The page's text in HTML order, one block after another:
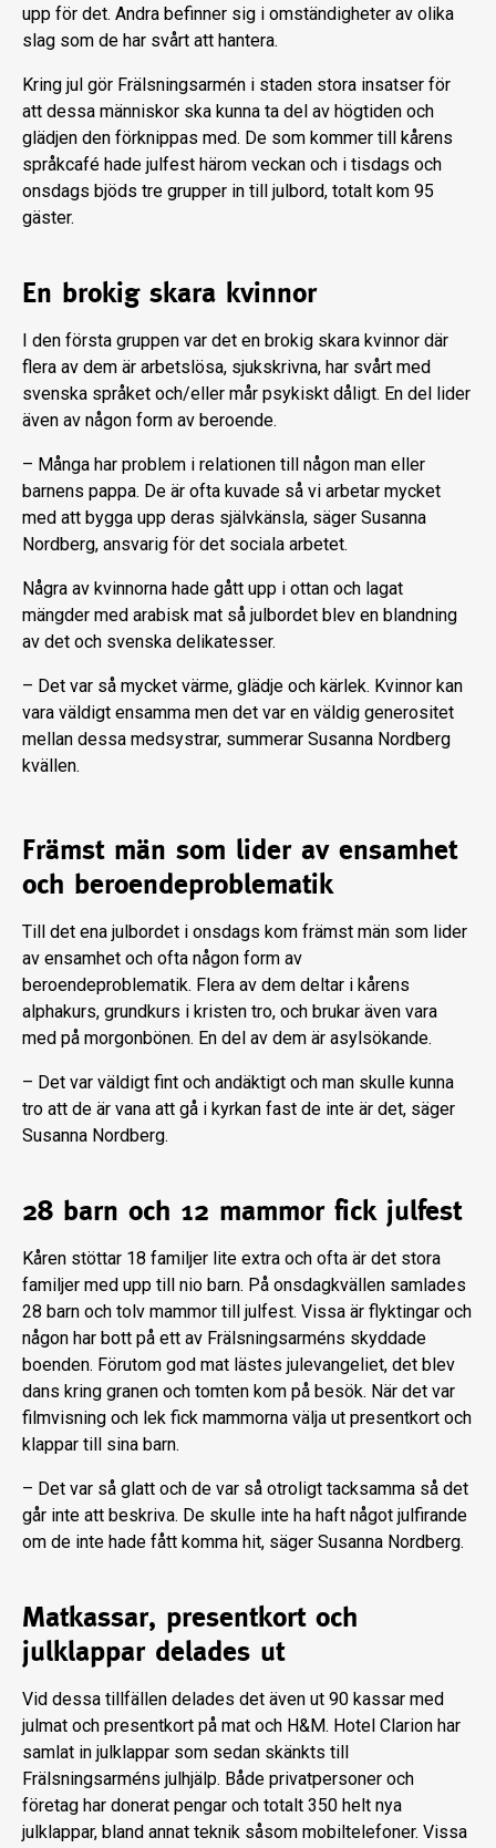
upp för det. Andra befinner sig i omständigheter av olika
slag som de har svårt att hantera.
Kring jul gör Frälsningsarmén i staden stora insatser för
att dessa människor ska kunna ta del av högtiden och
glädjen den förknippas med. De som kommer till kårens
språkcafé hade julfest härom veckan och i tisdags och
onsdags bjöds tre grupper in till julbord, totalt kom 95
gäster.
En brokig skara kvinnor
I den första gruppen var det en brokig skara kvinnor där
flera av dem är arbetslösa, sjukskrivna, har svårt med
svenska språket och/eller mår psykiskt dåligt. En del lider
även av någon form av beroende.
– Många har problem i relationen till någon man eller
barnens pappa. De är ofta kuvade så vi arbetar mycket
med att bygga upp deras självkänsla, säger Susanna
Nordberg, ansvarig för det sociala arbetet.
Några av kvinnorna hade gått upp i ottan och lagat
mängder med arabisk mat så julbordet blev en blandning
av det och svenska delikatesser.
– Det var så mycket värme, glädje och kärlek. Kvinnor kan
vara väldigt ensamma men det var en väldig generositet
mellan dessa medsystrar, summerar Susanna Nordberg
kvällen.
Främst män som lider av ensamhet
och beroendeproblematik
Till det ena julbordet i onsdags kom främst män som lider
av ensamhet och ofta någon form av
beroendeproblematik. Flera av dem deltar i kårens
alphakurs, grundkurs i kristen tro, och brukar även vara
med på morgonbönen. En del av dem är asylsökande.
– Det var väldigt fint och andäktigt och man skulle kunna
tro att de är vana att gå i kyrkan fast de inte är det, säger
Susanna Nordberg.
28 barn och 12 mammor fick julfest
Kåren stöttar 18 familjer lite extra och ofta är det stora
familjer med upp till nio barn. På onsdagkvällen samlades
28 barn och tolv mammor till julfest. Vissa är flyktingar och
någon har bott på ett av Frälsningsarméns skyddade
boenden. Förutom god mat lästes julevangeliet, det blev
dans kring granen och tomten kom på besök. När det var
filmvisning och lek fick mammorna välja ut presentkort och
klappar till sina barn.
– Det var så glatt och de var så otroligt tacksamma så det
går inte att beskriva. De skulle inte ha haft något julfirande
om de inte hade fått komma hit, säger Susanna Nordberg.
Matkassar, presentkort och
julklappar delades ut
Vid dessa tillfällen delades det även ut 90 kassar med
julmat och presentkort på mat och H&M. Hotel Clarion har
samlat in julklappar som sedan skänkts till
Frälsningsarméns julhjälp. Både privatpersoner och
företag har donerat pengar och totalt 350 helt nya
julklappar, bland annat teknik såsom mobiltelefoner. Vissa